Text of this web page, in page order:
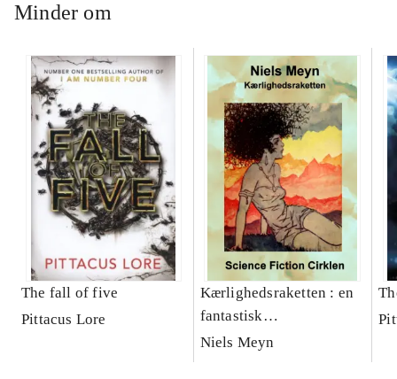
Minder om
The fall of five
Pittacus Lore
Kærlighedsraketten : en
fantastisk
kærlighedsfortælling
Niels Meyn